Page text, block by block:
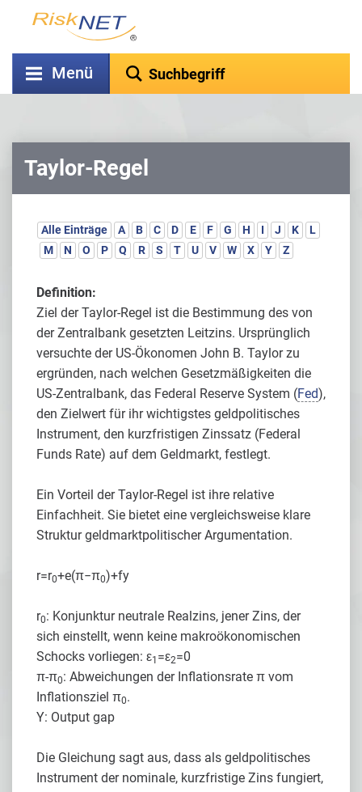
Menü
Taylor-Regel
Alle Einträge A B C D E F G H I J K
L
M
N O P Q R S T U V W X Y Z
Definition:
Ziel der Taylor-Regel ist die Bestimmung des von
der Zentralbank gesetzten Leitzins. Ursprünglich
versuchte der US-Ökonomen John B. Taylor zu
ergründen, nach welchen Gesetzmäßigkeiten die
US-Zentralbank, das Federal Reserve System (Fed),
den Zielwert für ihr wichtigstes geldpolitisches
Instrument, den kurzfristigen Zinssatz (Federal
Funds Rate) auf dem Geldmarkt, festlegt.
Ein Vorteil der Taylor-Regel ist ihre relative
Einfachheit. Sie bietet eine vergleichsweise klare
Struktur geldmarktpolitischer Argumentation.
r=r0+e(π−π0)+fy
r0: Konjunktur neutrale Realzins, jener Zins, der
sich einstellt, wenn keine makroökonomischen
Schocks vorliegen: ε1 =ε2=0
π-π0: Abweichungen der Inflationsrate π vom
Inflationsziel π0.
Y: Output gap
Die Gleichung sagt aus, dass als geldpolitisches
Instrument der nominale, kurzfristige Zins fungiert,